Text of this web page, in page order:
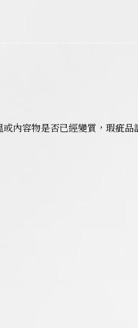
內容物是否已經變質，瑕疵品